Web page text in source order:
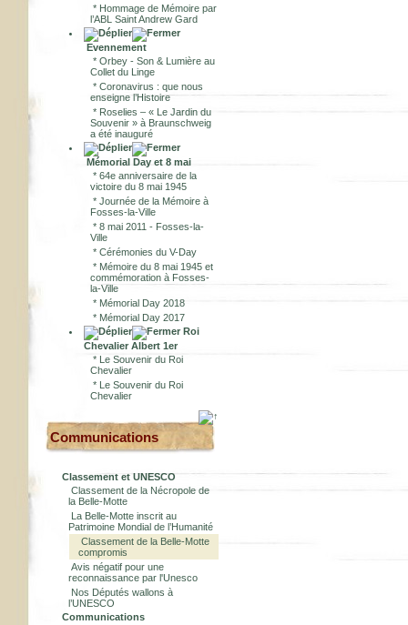
* Hommage de Mémoire par
l’ABL Saint Andrew Gard
Evennement
* Orbey - Son & Lumière au
Collet du Linge
* Coronavirus : que nous
enseigne l’Histoire
* Roselies – « Le Jardin du
Souvenir » à Braunschweig
a été inauguré
Mémorial Day et 8 mai
* 64e anniversaire de la
victoire du 8 mai 1945
* Journée de la Mémoire à
Fosses-la-Ville
* 8 mai 2011 - Fosses-la-
Ville
* Cérémonies du V-Day
* Mémoire du 8 mai 1945 et
commémoration à Fosses-
la-Ville
* Mémorial Day 2018
* Mémorial Day 2017
Roi
Chevalier Albert 1er
* Le Souvenir du Roi
Chevalier
* Le Souvenir du Roi
Chevalier
Communications
Classement et UNESCO
Classement de la Nécropole de
la Belle-Motte
La Belle-Motte inscrit au
Patrimoine Mondial de l’Humanité
Classement de la Belle-Motte
compromis
Avis négatif pour une
reconnaissance par l'Unesco
Nos Députés wallons à
l’UNESCO
Communications